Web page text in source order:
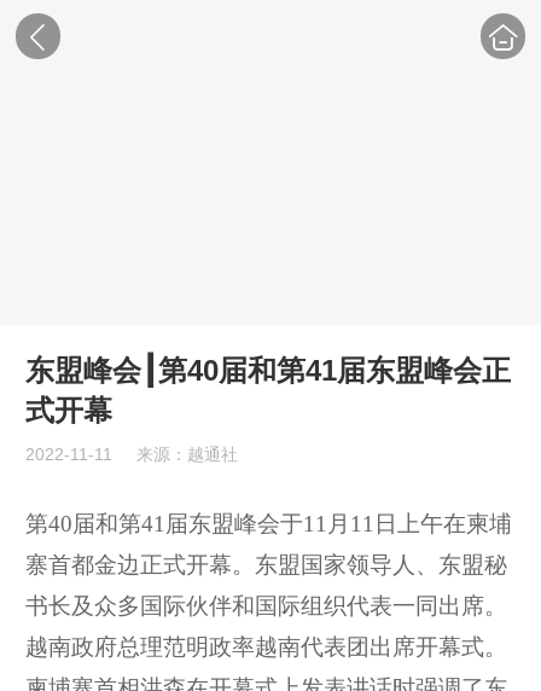
东盟峰会┃第40届和第41届东盟峰会正
式开幕
2022-11-11 来源：越通社
第40届和第41届东盟峰会于11月11日上午在柬埔
寨首都金边正式开幕。东盟国家领导人、东盟秘
书长及众多国际伙伴和国际组织代表一同出席。
越南政府总理范明政率越南代表团出席开幕式。